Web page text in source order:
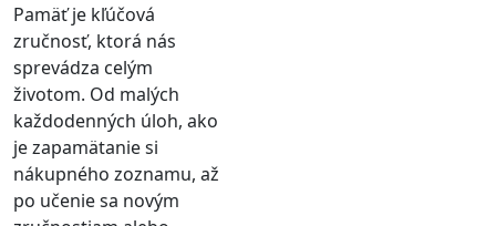
Pamäť je kľúčová
zručnosť, ktorá nás
sprevádza celým
životom. Od malých
každodenných úloh, ako
je zapamätanie si
nákupného zoznamu, až
po učenie sa novým